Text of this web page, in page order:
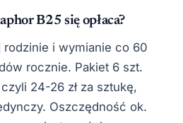
B25 się opłaca?
i wymianie co 60
rocznie. Pakiet 6 szt.
24-26 zł za sztukę,
Oszczędność ok.